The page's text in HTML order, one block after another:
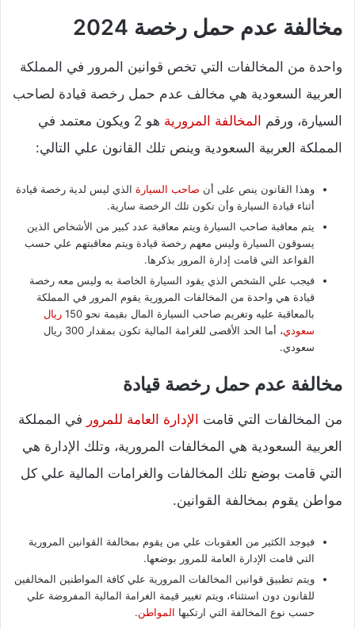
مخالفة عدم حمل رخصة 2024
واحدة من المخالفات التي تخص قوانين المرور في المملكة
العربية السعودية هي مخالف عدم حمل رخصة قيادة لصاحب
السيارة، ورقم المخالفة المرورية
هو 2 ويكون معتمد في
المملكة العربية السعودية وينص تلك القانون علي التالي:
وهذا القانون ينص على أن صاحب السيارة الذي ليس لدية رخصة قيادة
أثناء قيادة السيارة وأن تكون تلك الرخصة سارية.
يتم معاقبة صاحب السيارة ويتم معاقبة عدد كبير من الأشخاص الذين
يسوقون السيارة وليس معهم رخصة قيادة ويتم معاقبتهم علي حسب
القواعد التي قامت إدارة المرور بذكرها.
فيجب علي الشخص الذي يقود السيارة الخاصة به وليس معه رخصة
قيادة هي واحدة من المخالفات المرورية يقوم المرور في المملكة
بالمعاقبة عليه وتغريم صاحب السيارة المال بقيمة نحو 150
ريال
سعودي
، أما الحد الأقصى للغرامة المالية تكون بمقدار 300 ريال
سعودي.
مخالفة عدم حمل رخصة قيادة
من المخالفات التي قامت الإدارة العامة للمرور في المملكة
العربية السعودية هي المخالفات المرورية، وتلك الإدارة هي
التي قامت بوضع تلك المخالفات والغرامات المالية علي كل
مواطن يقوم بمخالفة القوانين.
فيوجد الكثير من العقوبات علي من يقوم بمخالفة القوانين المرورية
التي قامت الإدارة العامة للمرور بوضعها.
ويتم تطبيق قوانين المخالفات المرورية علي كافة المواطنين المخالفين
للقانون دون استثناء، ويتم تغيير قيمة الغرامة المالية المفروضة علي
حسب نوع المخالفة التي ارتكبها المواطن.